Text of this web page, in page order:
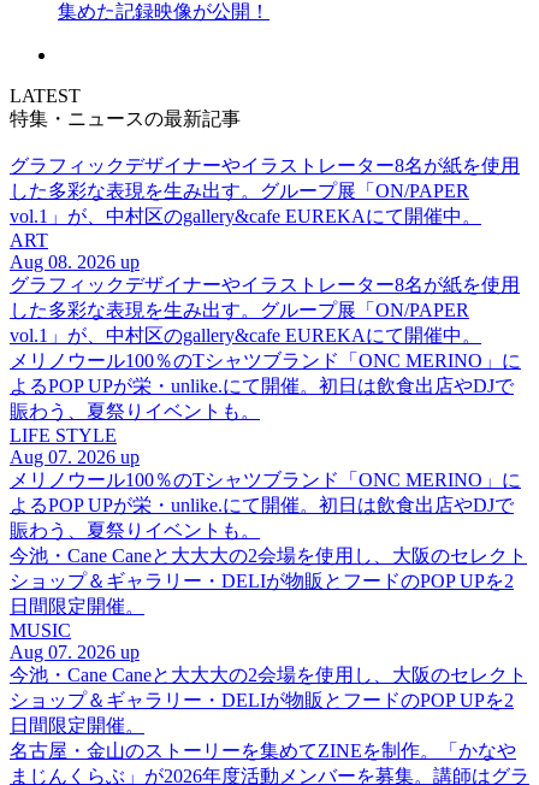
集めた記録映像が公開！
LATEST
特集・ニュースの最新記事
グラフィックデザイナーやイラストレーター8名が紙を使用
した多彩な表現を生み出す。グループ展「ON/PAPER
vol.1」が、中村区のgallery&cafe EUREKAにて開催中。
ART
Aug 08. 2026 up
グラフィックデザイナーやイラストレーター8名が紙を使用
した多彩な表現を生み出す。グループ展「ON/PAPER
vol.1」が、中村区のgallery&cafe EUREKAにて開催中。
メリノウール100％のTシャツブランド「ONC MERINO」に
よるPOP UPが栄・unlike.にて開催。初日は飲食出店やDJで
賑わう、夏祭りイベントも。
LIFE STYLE
Aug 07. 2026 up
メリノウール100％のTシャツブランド「ONC MERINO」に
よるPOP UPが栄・unlike.にて開催。初日は飲食出店やDJで
賑わう、夏祭りイベントも。
今池・Cane Caneと大大大の2会場を使用し、大阪のセレクト
ショップ＆ギャラリー・DELIが物販とフードのPOP UPを2
日間限定開催。
MUSIC
Aug 07. 2026 up
今池・Cane Caneと大大大の2会場を使用し、大阪のセレクト
ショップ＆ギャラリー・DELIが物販とフードのPOP UPを2
日間限定開催。
名古屋・金山のストーリーを集めてZINEを制作。「かなや
まじんくらぶ」が2026年度活動メンバーを募集。講師はグラ